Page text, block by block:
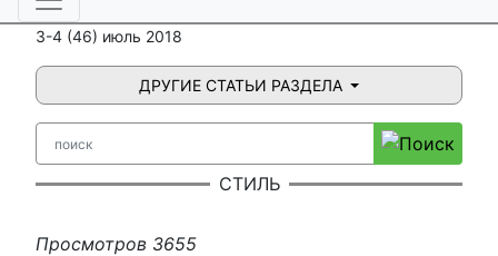
3-4 (46) июль 2018
ДРУГИЕ СТАТЬИ РАЗДЕЛА
СТИЛЬ
Просмотров 3655